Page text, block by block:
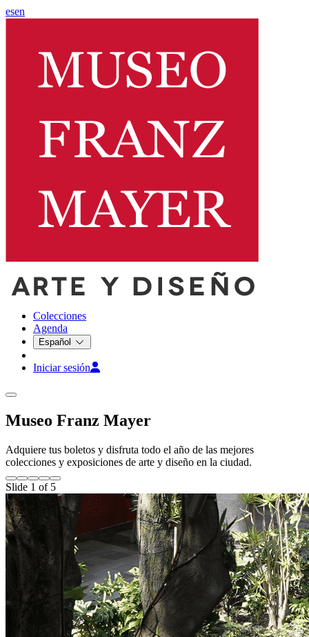
esen
Colecciones
Agenda
Español
Iniciar sesión
Museo Franz Mayer
Adquiere tus boletos y disfruta todo el año de las mejores
colecciones y exposiciones de arte y diseño en la ciudad.
Slide 1 of 5